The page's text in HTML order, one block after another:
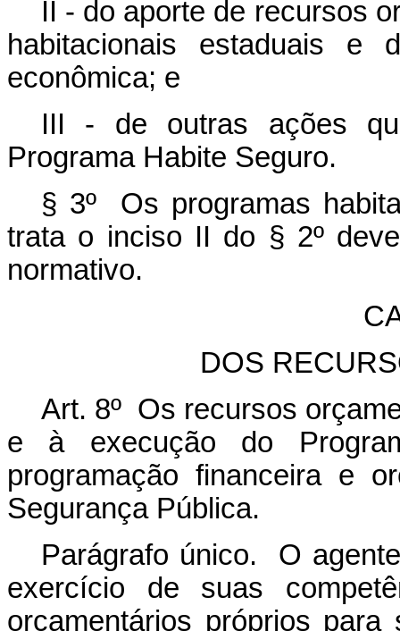
II - do aporte de recursos
habitacionais estaduais e
econômica; e
III - de outras ações
Programa Habite Seguro.
§ 3º Os programas
trata o inciso II do § 2º
normativo.
DOS
Art. 8º Os recursos
e à execução do
programação financeira e
Segurança Pública.
Parágrafo único. O
exercício de suas
orçamentários próprios